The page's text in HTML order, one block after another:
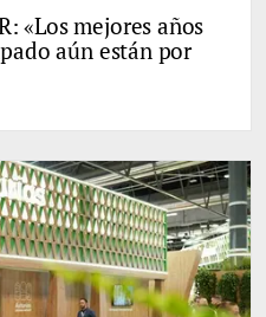
«Los mejores años
aún están por